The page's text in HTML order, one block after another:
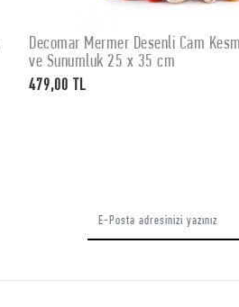
SEPETE EKLE
Decomar Mermer Desenli Cam
ve Sunumluk 25 x 35 cm
479,00 TL